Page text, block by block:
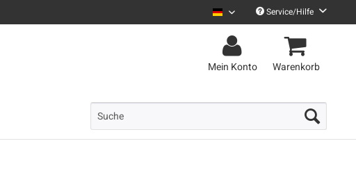
Uncle M DeutschService/Hilfe
Mein Konto Warenkorb